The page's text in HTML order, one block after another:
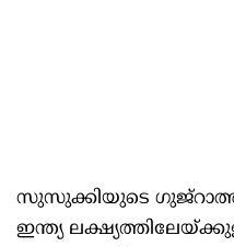
സുസുക്കിയുടെ
ഇന്ത്യ